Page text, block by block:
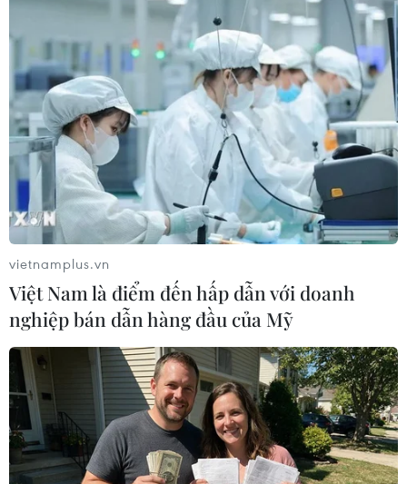
Nhà sáng lập kiêm CEO Telegram được tại
ngoại nhưng cấm xuất cảnh khỏi Pháp
29/08/2024 02:52
Nhà sáng lập, CEO Telegram Pavel Durov sẽ được tại
ngoại sau khi nộp bảo lãnh 5 triệu euro (khoảng 5,5
triệu USD) nhưng ông bị cấm xuất cảnh khỏi Pháp, phải
trình diện tại đồn cảnh sát 2 lần/tuần.
vietnamplus.vn
Việt Nam là điểm đến hấp dẫn với doanh
nghiệp bán dẫn hàng đầu của Mỹ